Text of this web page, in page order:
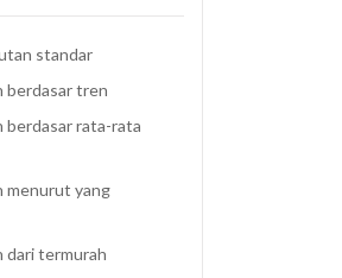
standar
berdasar tren
berdasar rata-rata
menurut yang
dari termurah